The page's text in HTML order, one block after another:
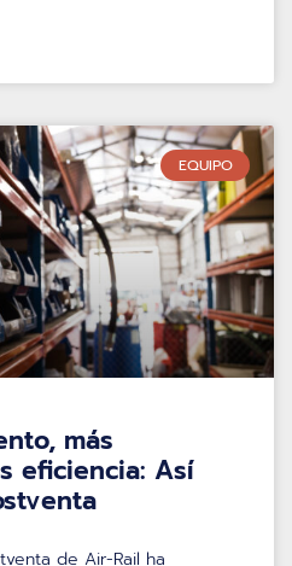
EQUIPO
más
eficiencia: Así
de Air-Rail ha